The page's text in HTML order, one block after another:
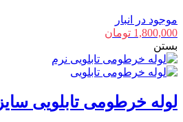
موجود در انبار
1,800,000 تومان
بستن
لوله خرطومی تابلویی سایز 6